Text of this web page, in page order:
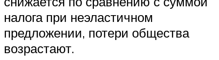
налога при неэластичном
предложении, потери общества
возрастают.